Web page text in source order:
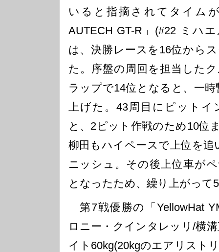
いると指摘されてタイム
AUTECH GT-R」(#22 ミハ
は、決勝レースを16位から
た。序盤の周回を担当した
ラップで14位となると、一
上げた。43周目にピットイ
と、2ピット作戦のため10位
柳田もハイペースで上位を
ニッシュ。その後上位車が
となったため、繰り上がって
第7戦優勝の「YellowHat
ロニー・クインタレッリ/横
イト60kg(20kgのエアリスト